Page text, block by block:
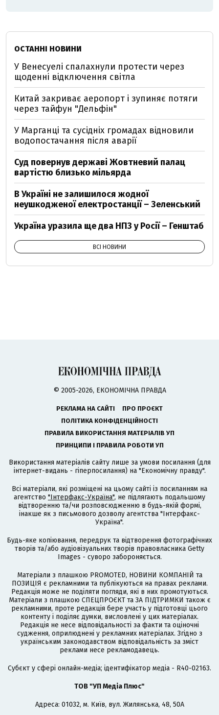
ОСТАННІ НОВИНИ
У Венесуелі спалахнули протести через
щоденні відключення світла
Китай закриває аеропорт і зупиняє потяги
через тайфун "Дельфін"
У Марганці та сусідніх громадах відновили
водопостачання після аварії
Суд повернув державі Жовтневий палац
вартістю близько мільярда
В Україні не залишилося жодної
неушкодженої електростанції – Зеленський
Україна уразила ще два НПЗ у Росії – Генштаб
ВСІ НОВИНИ
© 2005-2026, ЕКОНОМІЧНА ПРАВДА
РЕКЛАМА НА САЙТІ
ПРО ПРОЄКТ
ПОЛІТИКА КОНФІДЕНЦІЙНОСТІ
ПРАВИЛА ВИКОРИСТАННЯ МАТЕРІАЛІВ УП
ПРИНЦИПИ І ПРАВИЛА РОБОТИ УП
Використання матеріалів сайту лише за умови посилання (для
інтернет-видань - гіперпосилання) на "Економічну правду".
Всі матеріали, які розміщені на цьому сайті із посиланням на
агентство "Інтерфакс-Україна", не підлягають подальшому
відтворенню та/чи розповсюдженню в будь-якій формі,
інакше як з письмового дозволу агентства "Інтерфакс-
Україна".
Будь-яке копіювання, передрук та відтворення фотографічних
творів та/або аудіовізуальних творів правовласника Getty
Images - суворо забороняється.
Матеріали з плашкою PROMOTED, НОВИНИ КОМПАНІЙ та
ПОЗИЦІЯ є рекламними та публікуються на правах реклами.
Редакція може не поділяти погляди, які в них промотуються.
Матеріали з плашкою СПЕЦПРОЄКТ та ЗА ПІДТРИМКИ також є
рекламними, проте редакція бере участь у підготовці цього
контенту і поділяє думки, висловлені у цих матеріалах.
Редакція не несе відповідальності за факти та оціночні
судження, оприлюднені у рекламних матеріалах. Згідно з
українським законодавством відповідальність за зміст
реклами несе рекламодавець.
Cубєкт у сфері онлайн-медіа; ідентифікатор медіа - R40-02163.
ТОВ "УП Медіа Плюс"
Адреса: 01032, м. Київ, вул. Жилянська, 48, 50А